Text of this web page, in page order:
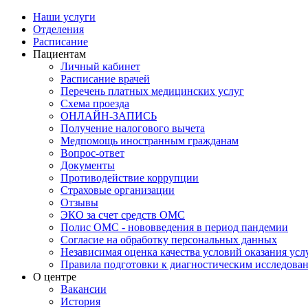
Наши услуги
Отделения
Расписание
Пациентам
Личный кабинет
Расписание врачей
Перечень платных медицинских услуг
Схема проезда
ОНЛАЙН-ЗАПИСЬ
Получение налогового вычета
Медпомощь иностранным гражданам
Вопрос-ответ
Документы
Противодействие коррупции
Страховые организации
Отзывы
ЭКО за счет средств ОМС
Полис ОМС - нововведения в период пандемии
Согласие на обработку персональных данных
Независимая оценка качества условий оказания
Правила подготовки к диагностическим
О центре
Вакансии
История